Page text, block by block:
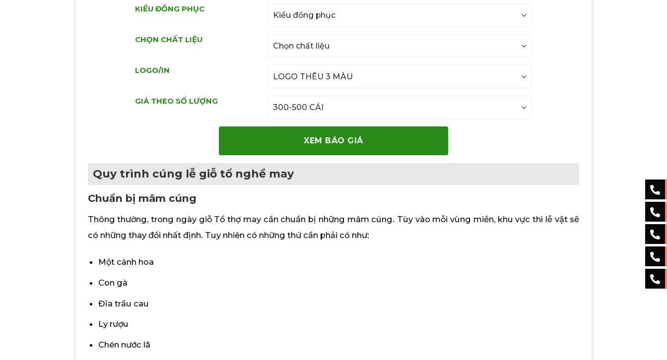
KIỂU ĐỒNG PHỤC
CHỌN CHẤT LIỆU
LOGO/IN
GIÁ THEO SỐ LƯỢNG
XEM BÁO GIÁ
Quy trình cúng lễ giỗ tổ nghề may
Chuẩn bị mâm cúng
Thông thường, trong ngày giỗ Tổ thợ may cần chuẩn bị những mâm cúng. Tùy vào mỗi vùng miền, khu vực thì lễ vật sẽ
có những thay đổi nhất định. Tuy nhiên có những thứ cần phải có như:
Một cành hoa
Con gà
Đĩa trầu cau
Ly rượu
Chén nước lã